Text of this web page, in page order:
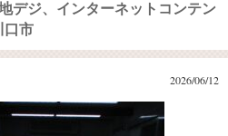
デジ、インターネットコンテン
口市
2026/06/12